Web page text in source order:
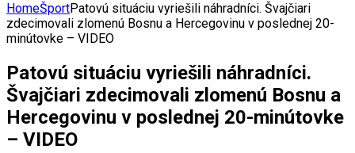
HomeŠportPatovú situáciu vyriešili náhradníci. Švajčiari
zdecimovali zlomenú Bosnu a Hercegovinu v poslednej 20-
minútovke – VIDEO
Patovú situáciu vyriešili náhradníci.
Švajčiari zdecimovali zlomenú Bosnu a
Hercegovinu v poslednej 20-minútovke
– VIDEO